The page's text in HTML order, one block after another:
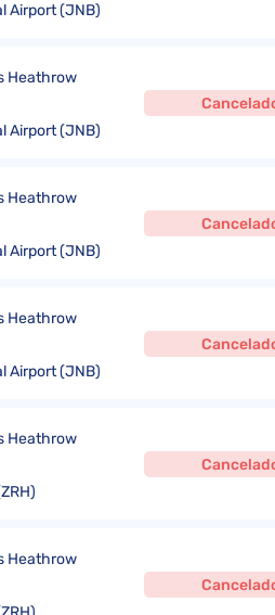
Airport (JNB)
Heathrow
Airport (JNB)
Heathrow
Airport (JNB)
Heathrow
Airport (JNB)
Heathrow
Heathrow